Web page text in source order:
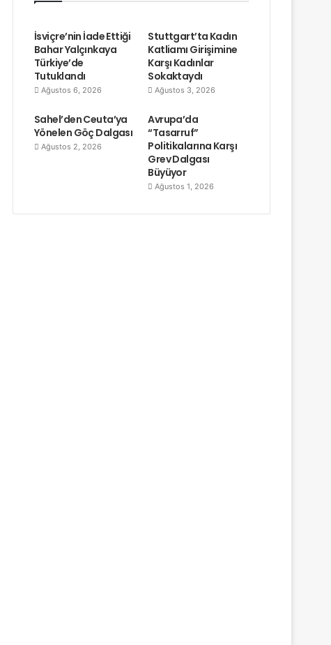
İsviçre’nin İade Ettiği
Bahar Yalçınkaya
Türkiye’de
Tutuklandı
Ağustos 6, 2026
Stuttgart’ta Kadın
Katliamı Girişimine
Karşı Kadınlar
Sokaktaydı
Ağustos 3, 2026
Sahel’den Ceuta’ya
Yönelen Göç Dalgası
Ağustos 2, 2026
Avrupa’da
“Tasarruf”
Politikalarına Karşı
Grev Dalgası
Büyüyor
Ağustos 1, 2026